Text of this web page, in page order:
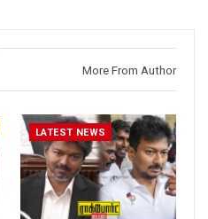
https://www.instagram.com/ro
ckforttimes/
https://twitter.com/ROCKFOR
T_TIMESC
More From Author
LATEST NEWS